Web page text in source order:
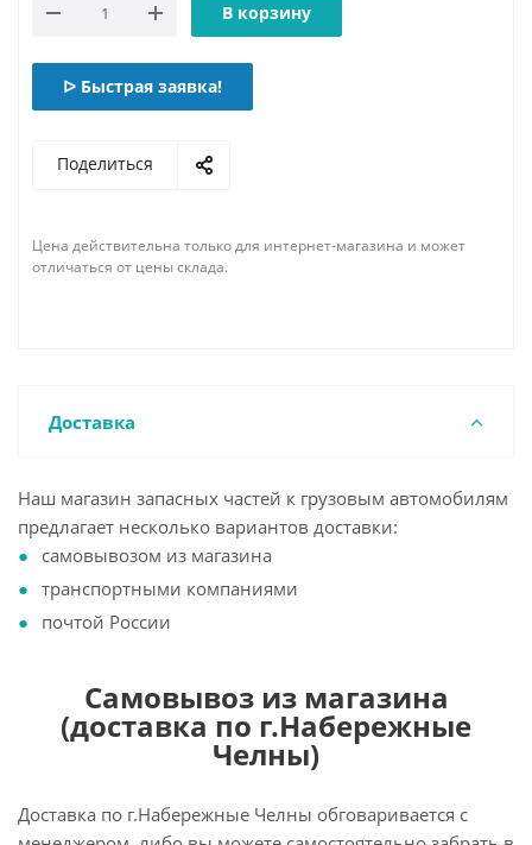
В корзину
ᐅ Быстрая заявка!
Поделиться
Цена действительна только для интернет-магазина и может
отличаться от цены склада.
Доставка
Наш магазин запасных частей к грузовым автомобилям
предлагает несколько вариантов доставки:
самовывозом из магазина
транспортными компаниями
почтой России
Самовывоз из магазина
(доставка по г.Набережные
Челны)
Доставка по г.Набережные Челны обговаривается с